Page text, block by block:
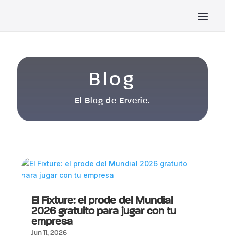
Blog
El Blog de Erverie.
El Fixture: el prode del Mundial
2026 gratuito para jugar con tu
empresa
Jun 11, 2026